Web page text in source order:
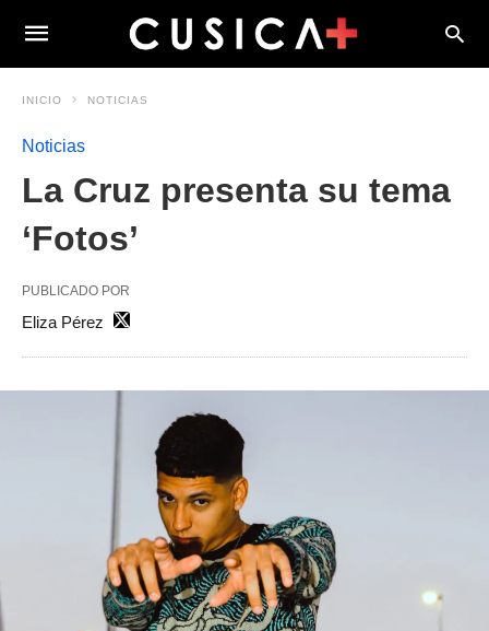
INICIO NOTICIAS
Noticias
La Cruz presenta su tema
‘Fotos’
PUBLICADO POR
Eliza Pérez